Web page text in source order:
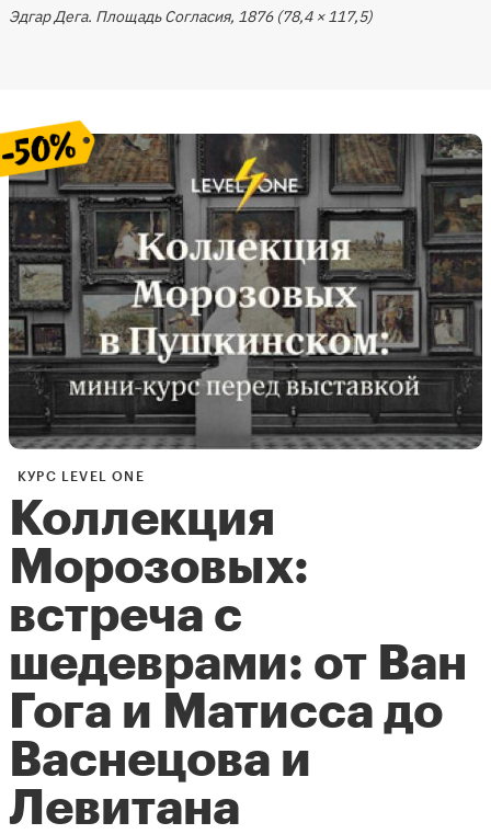
Эдгар Дега. Площадь Согласия, 1876 (78,4 × 117,5)
КУРС LEVEL ONE
Коллекция
Морозовых:
встреча с
шедеврами: от ​​Ван
Гога и Матисса до
Васнецова и
Левитана